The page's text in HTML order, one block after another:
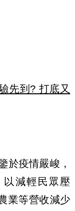
先到? 打底又
於疫情嚴峻，
減輕民眾壓
業等營收減少